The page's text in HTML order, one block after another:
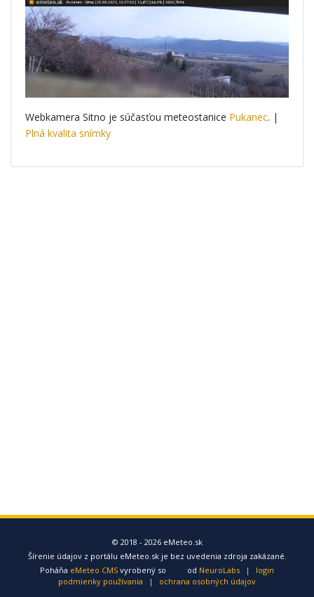
Webkamera Sitno je súčasťou meteostanice Pukanec. |
Plná kvalita snímky
© 2018 - 2026 eMeteo.sk
Šírenie údajov z portálu eMeteo.sk je bez uvedenia zdroja zakázané.
Poháňa eMeteo CMS vyrobený so od NeuroLabs |
login
podmienky používania
| ochrana osobných údajov